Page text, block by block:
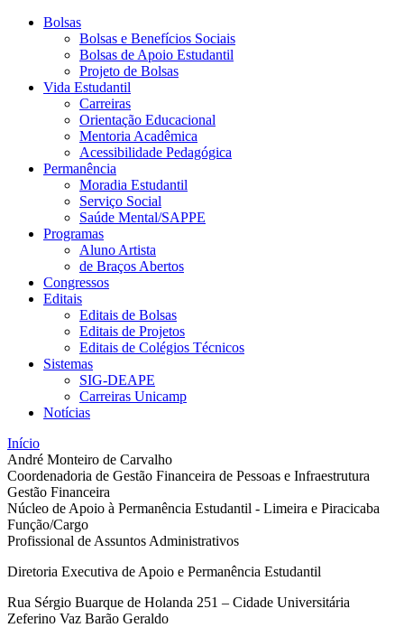
Bolsas
Bolsas e Benefícios Sociais
Bolsas de Apoio Estudantil
Projeto de Bolsas
Vida Estudantil
Carreiras
Orientação Educacional
Mentoria Acadêmica
Acessibilidade Pedagógica
Permanência
Moradia Estudantil
Serviço Social
Saúde Mental/SAPPE
Programas
Aluno Artista
de Braços Abertos
Congressos
Editais
Editais de Bolsas
Editais de Projetos
Editais de Colégios Técnicos
Sistemas
SIG-DEAPE
Carreiras Unicamp
Notícias
Início
André Monteiro de Carvalho
Coordenadoria de Gestão Financeira de Pessoas e Infraestrutura
Gestão Financeira
Núcleo de Apoio à Permanência Estudantil - Limeira e Piracicaba
Função/Cargo
Profissional de Assuntos Administrativos
Diretoria Executiva de Apoio e Permanência Estudantil
Rua Sérgio Buarque de Holanda 251 – Cidade Universitária
Zeferino Vaz Barão Geraldo